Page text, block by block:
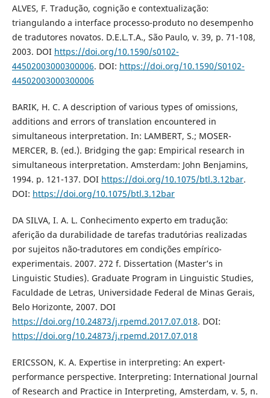
ALVES, F. Tradução, cognição e contextualização:
triangulando a interface processo-produto no desempenho
de tradutores novatos. D.E.L.T.A., São Paulo, v. 39, p. 71-108,
2003. DOI https://doi.org/10.1590/s0102-
44502003000300006. DOI: https://doi.org/10.1590/S0102-
44502003000300006
BARIK, H. C. A description of various types of omissions,
additions and errors of translation encountered in
simultaneous interpretation. In: LAMBERT, S.; MOSER-
MERCER, B. (ed.). Bridging the gap: Empirical research in
simultaneous interpretation. Amsterdam: John Benjamins,
1994. p. 121-137. DOI https://doi.org/10.1075/btl.3.12bar.
DOI: https://doi.org/10.1075/btl.3.12bar
DA SILVA, I. A. L. Conhecimento experto em tradução:
aferição da durabilidade de tarefas tradutórias realizadas
por sujeitos não-tradutores em condições empírico-
experimentais. 2007. 272 f. Dissertation (Master’s in
Linguistic Studies). Graduate Program in Linguistic Studies,
Faculdade de Letras, Universidade Federal de Minas Gerais,
Belo Horizonte, 2007. DOI
https://doi.org/10.24873/j.rpemd.2017.07.018. DOI:
https://doi.org/10.24873/j.rpemd.2017.07.018
ERICSSON, K. A. Expertise in interpreting: An expert-
performance perspective. Interpreting: International Journal
of Research and Practice in Interpreting, Amsterdam, v. 5, n.